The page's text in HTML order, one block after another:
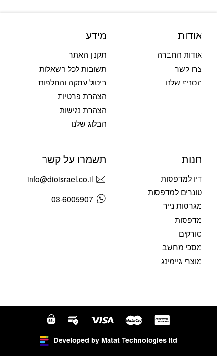
אודות
אודות החברה
צרו קשר
הסניף שלנו
מידע
תקנון האתר
תשובות לכל השאלות
ביטול עסקה והחלפות
הצהרת פרטיות
הצהרת נגישות
הבלוג שלנו
חנות
דיו למדפסות
טונרים למדפסות
מגרסות נייר
מדפסות
סורקים
מסכי מחשב
מוצרי גיימינג
תשמרו על קשר
info@dioisrael.co.il
03-6005907
Developed by Matat Technologies ltd